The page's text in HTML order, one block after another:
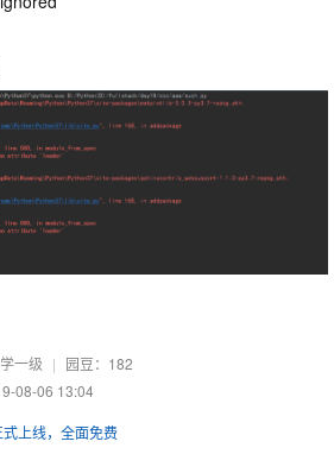
一级 | 园豆： 182
08-06 13:04
上线，全面免费